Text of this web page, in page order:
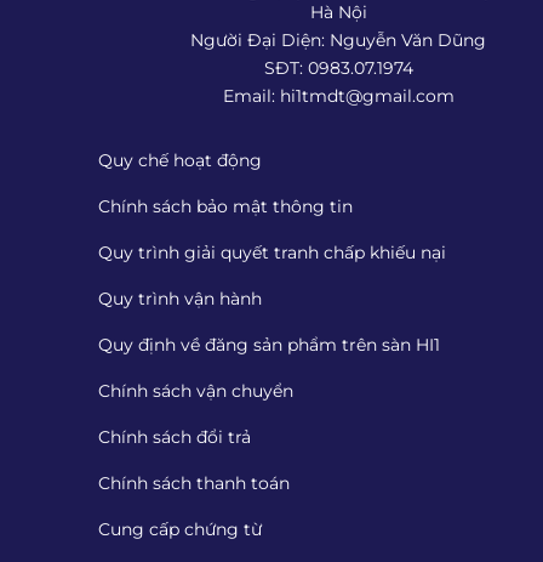
Hà Nội
Người Đại Diện: Nguyễn Văn Dũng
SĐT: 0983.07.1974
Email: hi1tmdt@gmail.com
Quy chế hoạt động
Chính sách bảo mật thông tin
Quy trình giải quyết tranh chấp khiếu nại
Quy trình vận hành
Quy định về đăng sản phẩm trên sàn HI1
Chính sách vận chuyển
Chính sách đổi trả
Chính sách thanh toán
Cung cấp chứng từ